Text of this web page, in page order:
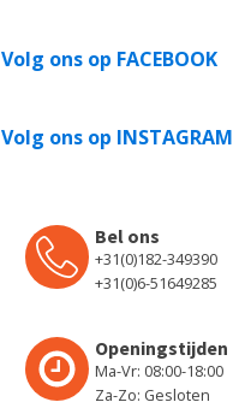
Volg ons op FACEBOOK
Volg ons op INSTAGRAM
Bel ons
+31(0)182-349390
+31(0)6-51649285
Openingstijden
Ma-Vr: 08:00-18:00
Za-Zo: Gesloten